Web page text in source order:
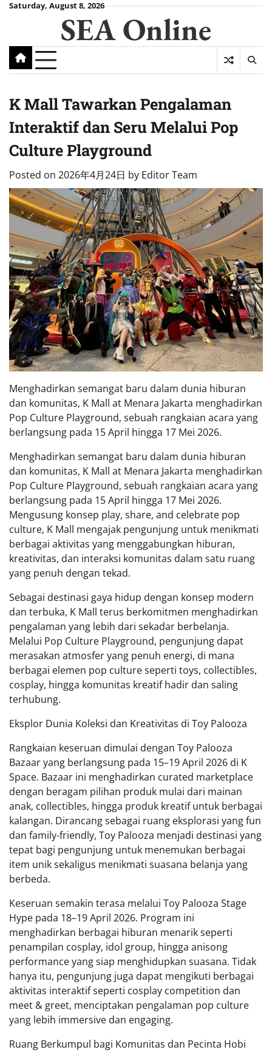
SkipSaturday, August 8, 2026
SEA Online
K Mall Tawarkan Pengalaman
Interaktif dan Seru Melalui Pop
Culture Playground
Posted on 2026年4月24日 by Editor Team
Menghadirkan semangat baru dalam dunia hiburan
dan komunitas, K Mall at Menara Jakarta menghadirkan
Pop Culture Playground, sebuah rangkaian acara yang
berlangsung pada 15 April hingga 17 Mei 2026.
Menghadirkan semangat baru dalam dunia hiburan
dan komunitas, K Mall at Menara Jakarta menghadirkan
Pop Culture Playground, sebuah rangkaian acara yang
berlangsung pada 15 April hingga 17 Mei 2026.
Mengusung konsep play, share, and celebrate pop
culture, K Mall mengajak pengunjung untuk menikmati
berbagai aktivitas yang menggabungkan hiburan,
kreativitas, dan interaksi komunitas dalam satu ruang
yang penuh dengan tekad.
Sebagai destinasi gaya hidup dengan konsep modern
dan terbuka, K Mall terus berkomitmen menghadirkan
pengalaman yang lebih dari sekadar berbelanja.
Melalui Pop Culture Playground, pengunjung dapat
merasakan atmosfer yang penuh energi, di mana
berbagai elemen pop culture seperti toys, collectibles,
cosplay, hingga komunitas kreatif hadir dan saling
terhubung.
Eksplor Dunia Koleksi dan Kreativitas di Toy Palooza
Rangkaian keseruan dimulai dengan Toy Palooza
Bazaar yang berlangsung pada 15–19 April 2026 di K
Space. Bazaar ini menghadirkan curated marketplace
dengan beragam pilihan produk mulai dari mainan
anak, collectibles, hingga produk kreatif untuk berbagai
kalangan. Dirancang sebagai ruang eksplorasi yang fun
dan family-friendly, Toy Palooza menjadi destinasi yang
tepat bagi pengunjung untuk menemukan berbagai
item unik sekaligus menikmati suasana belanja yang
berbeda.
Keseruan semakin terasa melalui Toy Palooza Stage
Hype pada 18–19 April 2026. Program ini
menghadirkan berbagai hiburan menarik seperti
penampilan cosplay, idol group, hingga anisong
performance yang siap menghidupkan suasana. Tidak
hanya itu, pengunjung juga dapat mengikuti berbagai
aktivitas interaktif seperti cosplay competition dan
meet & greet, menciptakan pengalaman pop culture
yang lebih immersive dan engaging.
Ruang Berkumpul bagi Komunitas dan Pecinta Hobi